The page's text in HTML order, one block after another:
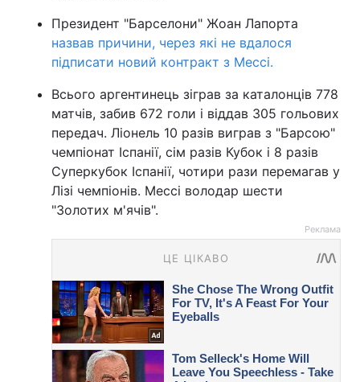
Президент "Барселони" Жоан Лапорта
назвав причини, через які не вдалося
підписати новий контракт з Мессі.
Всього аргентинець зіграв за каталонців 778
матчів, забив 672 голи і віддав 305 гольових
передач. Ліонель 10 разів виграв з "Барсою"
чемпіонат Іспанії, сім разів Кубок і 8 разів
Суперкубок Іспанії, чотири рази перемагав у
Лізі чемпіонів. Мессі володар шести
"Золотих м'ячів".
Реклама